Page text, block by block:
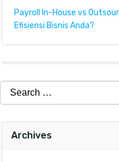
Payroll In-House vs
Efisiensi Bisnis Anda?
Search
for:
Archives